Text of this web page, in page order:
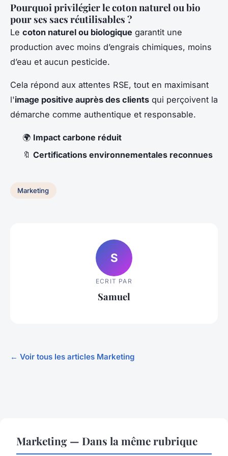
Pourquoi privilégier le coton naturel ou bio
pour ses sacs réutilisables ?
Le coton naturel ou biologique garantit une
production avec moins d’engrais chimiques, moins
d’eau et aucun pesticide.
Cela répond aux attentes RSE, tout en maximisant
l'image positive auprès des clients qui perçoivent la
démarche comme authentique et responsable.
🌍 Impact carbone réduit
🔖 Certifications environnementales reconnues
Marketing
S
ECRIT PAR
Samuel
← Voir tous les articles Marketing
Marketing — Dans la même rubrique